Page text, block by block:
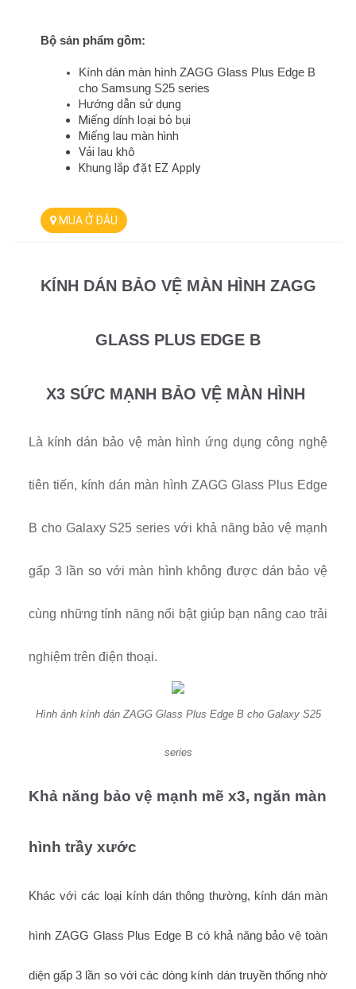
Bộ sản phẩm gồm:
Kính dán màn hình ZAGG Glass Plus Edge B
cho Samsung S25 series
Hướng dẫn sử dụng
Miếng dính loại bỏ bụi
Miếng lau màn hình
Vải lau khô
Khung lắp đặt EZ Apply
MUA Ở ĐÂU
KÍNH DÁN BẢO VỆ MÀN HÌNH ZAGG
GLASS PLUS EDGE B
X3 SỨC MẠNH BẢO VỆ MÀN HÌNH
Là kính dán bảo vệ màn hình ứng dụng công nghệ
tiên tiến, kính dán màn hình ZAGG Glass Plus Edge
B cho Galaxy S25 series với khả năng bảo vệ mạnh
gấp 3 lần so với màn hình không được dán bảo vệ
cùng những tính năng nổi bật giúp bạn nâng cao trải
nghiệm trên điện thoại.
Hình ảnh kính dán ZAGG Glass Plus Edge B cho Galaxy S25
series
Khả năng bảo vệ mạnh mẽ x3, ngăn màn
hình trầy xước
Khác với các loại kính dán thông thường, kính dán màn
hình ZAGG Glass Plus Edge B có khả năng bảo vệ toàn
diện gấp 3 lần so với các dòng kính dán truyền thống nhờ